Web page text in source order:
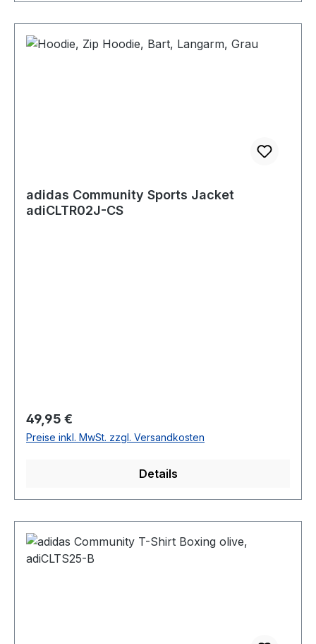
adidas Community Sports Jacket
adiCLTR02J-CS
Regulärer Preis:
49,95 €
Preise inkl. MwSt. zzgl. Versandkosten
Details